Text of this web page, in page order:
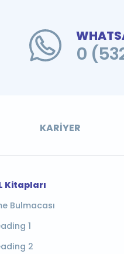
0
KARIYER
Kitapları
Bulmacası
1
2